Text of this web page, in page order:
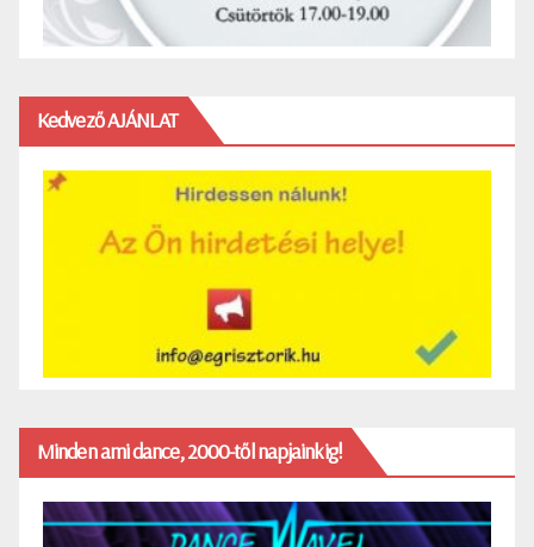
Kedvező AJÁNLAT
Minden ami dance, 2000-től napjainkig!